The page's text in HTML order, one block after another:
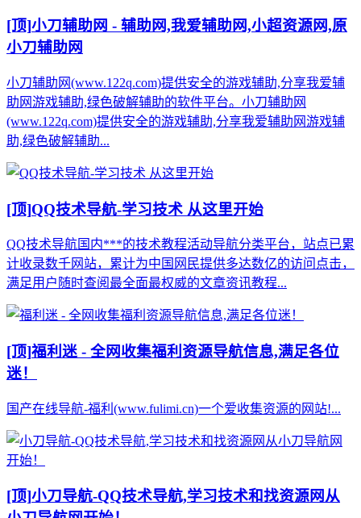
[顶]小刀辅助网 - 辅助网,我爱辅助网,小超资源网,原
小刀辅助网
小刀辅助网(www.122q.com)提供安全的游戏辅助,分享我爱辅
助网游戏辅助,绿色破解辅助的软件平台。小刀辅助网
(www.122q.com)提供安全的游戏辅助,分享我爱辅助网游戏辅
助,绿色破解辅助...
[顶]QQ技术导航-学习技术 从这里开始
QQ技术导航国内***的技术教程活动导航分类平台，站点已累
计收录数千网站，累计为中国网民提供多达数亿的访问点击，
满足用户随时查阅最全面最权威的文章资讯教程...
[顶]福利迷 - 全网收集福利资源导航信息,满足各位
迷！
国产在线导航-福利(www.fulimi.cn)一个爱收集资源的网站!...
[顶]小刀导航-QQ技术导航,学习技术和找资源网从